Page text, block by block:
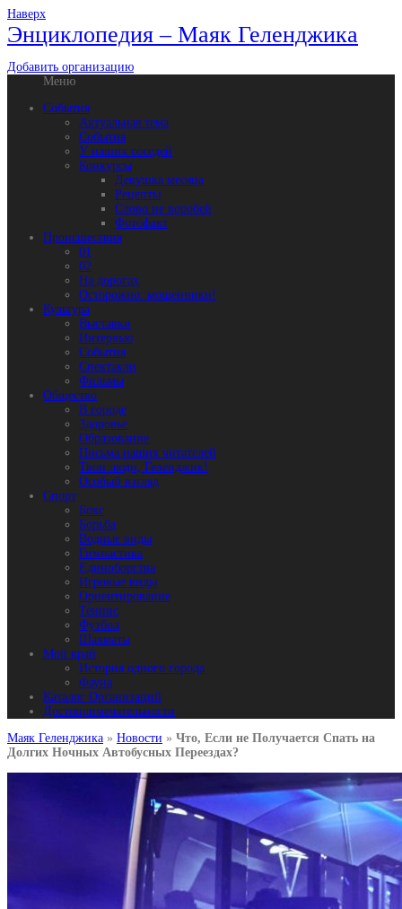
Наверх
Энциклопедия – Маяк Геленджика
Добавить организацию
Меню
События
Актуальная тема
События
У наших соседей
Конкурсы
Девушка месяца
Рецепты
Слово не воробей
Фотофакт
Происшествия
01
02
На дорогах
Осторожно: мошенники!
Культура
Выставки
Интервью
События
Спектакли
Фильмы
Общество
В городе
Здоровье
Образование
Письма наших читателей
Твои люди, Геленджик!
Особый взгляд
Спорт
Бокс
Борьба
Водные виды
Гимнастика
Единоборства
Игровые виды
Ориентирование
Теннис
Футбол
Шахматы
Мой край
История одного города
Фауна
Каталог Организаций
Достопримечательности
Маяк Геленджика » Новости » Что, Если не Получается Спать на
Долгих Ночных Автобусных Переездах?